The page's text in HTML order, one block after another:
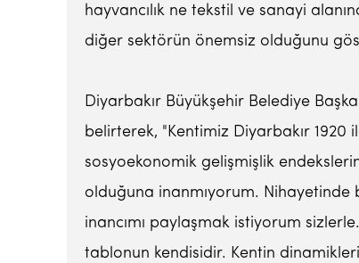
hayvancılık ne tekstil ve sanayi
diğer sektörün önemsiz olduğunu
Diyarbakır Büyükşehir Belediye
belirterek, "Kentimiz Diyarbakır
sosyoekonomik gelişmişlik
olduğuna inanmıyorum. Nihayetinde
inancımı paylaşmak istiyorum
tablonun kendisidir. Kentin